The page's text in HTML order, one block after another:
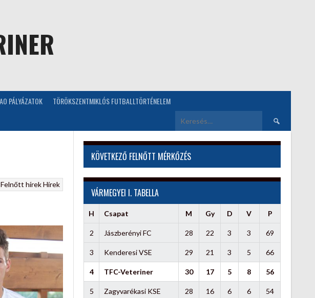
PÁLYÁZATOK TÖRÖKSZENTMIKLÓS FUTBALLTÖRTÉNELEM
Keresés:
Felnőtt hírekHírek
KÖVETKEZŐ FELNŐTT MÉRKŐZÉS
VÁRMEGYEI I. TABELLA
H Csapat M Gy D V P
2 Jászberényi FC 28 22 3 3 69
3 Kenderesi VSE 29 21 3 5 66
4 TFC-Veteriner 30 17 5 8 56
5 Zagyvarékasi KSE 28 16 6 6 54